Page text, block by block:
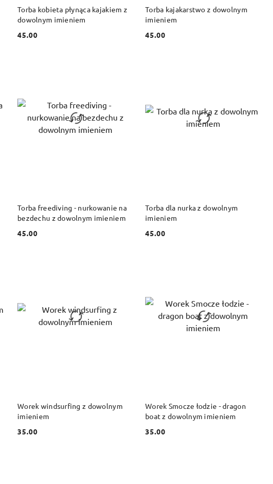
Torba kobieta płynąca kajakiem z
dowolnym imieniem
Cena:
45.00
Torba kajakarstwo z dowolnym
imieniem
Cena:
45.00
Torba freediving - nurkowanie na
bezdechu z dowolnym imieniem
Cena:
45.00
DO KOSZYKA
Torba dla nurka z dowolnym
imieniem
Cena:
45.00
DO KOSZYKA
Worek windsurfing z dowolnym
imieniem
Cena:
35.00
DO KOSZYKA
Worek Smocze łodzie - dragon
boat z dowolnym imieniem
Cena:
35.00
DO KOSZYKA